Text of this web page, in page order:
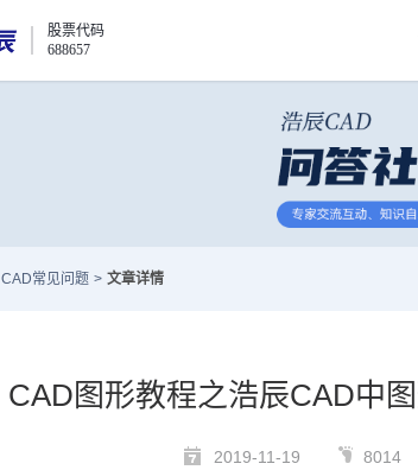
股票代码
688657
CAD常见问题 > 文章详情
CAD图形教程之浩辰CAD中
2019-11-19 8014